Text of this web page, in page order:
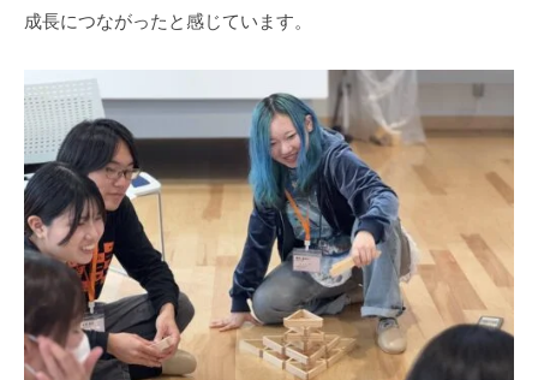
成長につながったと感じています。